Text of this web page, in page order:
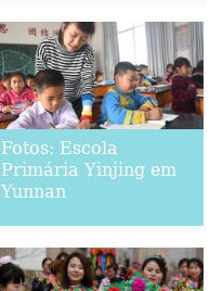
Fotos: Escola
Primária Yinjing em
Yunnan